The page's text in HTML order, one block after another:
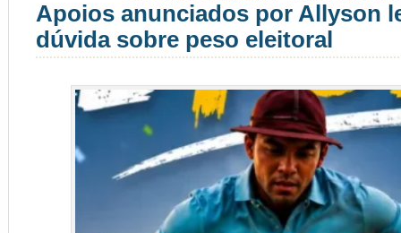
Apoios anunciados por Allyson
dúvida sobre peso eleitoral